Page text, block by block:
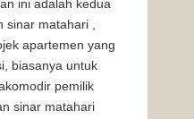
ini adalah kedua
matahari ,
apartemen yang
biasanya untuk
pemilik
sinar matahari